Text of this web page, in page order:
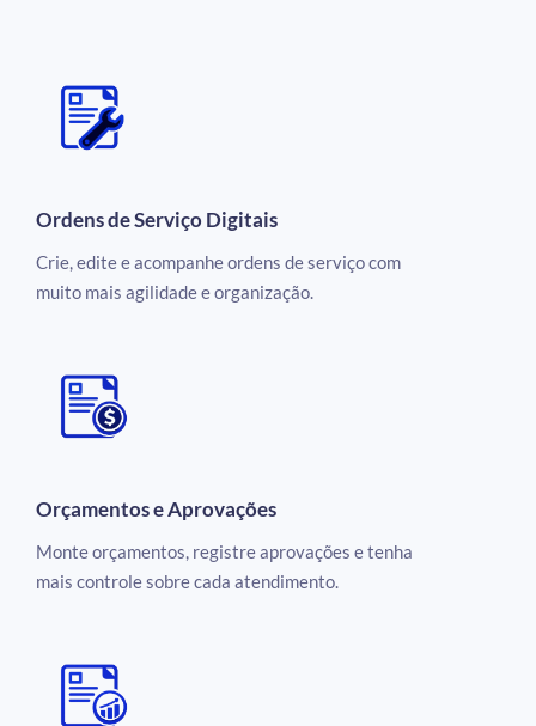
Ordens de Serviço Digitais
Crie, edite e acompanhe ordens de serviço com
muito mais agilidade e organização.
Orçamentos e Aprovações
Monte orçamentos, registre aprovações e tenha
mais controle sobre cada atendimento.